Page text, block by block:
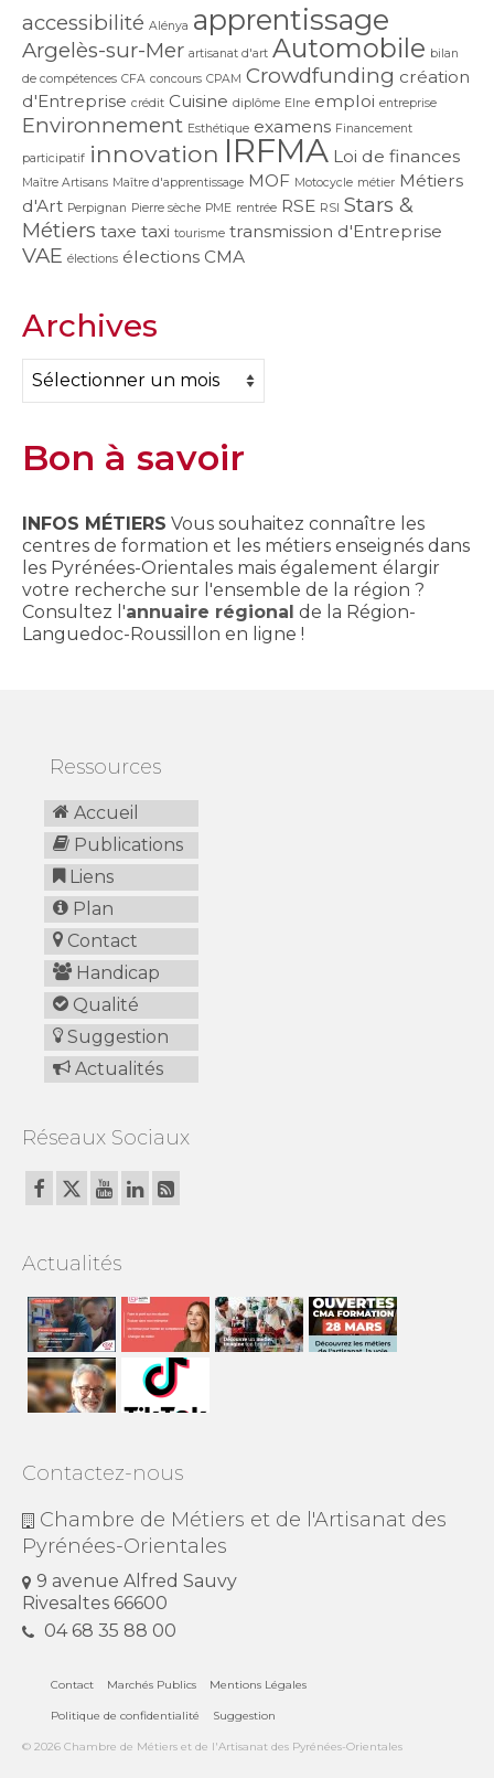
accessibilité Alénya apprentissage
Argelès-sur-Mer artisanat d'art Automobile bilan
de compétences CFA concours CPAM Crowdfunding création
d'Entreprise crédit Cuisine diplôme Elne emploi entreprise
Environnement Esthétique examens Financement
participatif innovation IRFMA Loi de finances
Maître Artisans Maître d'apprentissage MOF Motocycle métier Métiers
d'Art Perpignan Pierre sèche PME rentrée RSE RSI Stars &
Métiers taxe taxi tourisme transmission d'Entreprise
VAE élections élections CMA
Archives
Archives
Bon à savoir
INFOS MÉTIERS Vous souhaitez connaître les
centres de formation et les métiers enseignés dans
les Pyrénées-Orientales mais également élargir
votre recherche sur l'ensemble de la région ?
Consultez l'annuaire régional de la Région-
Languedoc-Roussillon en ligne !
Ressources
Accueil
Publications
Liens
Plan
Contact
Handicap
Qualité
Suggestion
Actualités
Réseaux Sociaux
Actualités
Contactez-nous
Chambre de Métiers et de l'Artisanat des
Pyrénées-Orientales
9 avenue Alfred Sauvy
Rivesaltes 66600
04 68 35 88 00
Contact Marchés Publics Mentions Légales
Politique de confidentialité Suggestion
© 2026 Chambre de Métiers et de l'Artisanat des Pyrénées-Orientales